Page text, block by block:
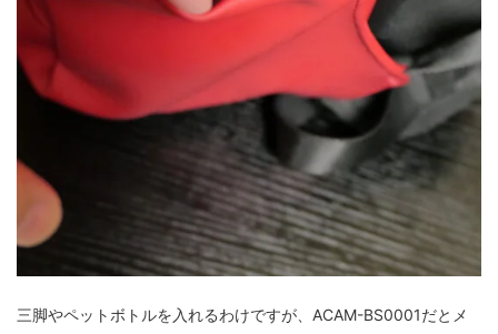
三脚やペットボトルを入れるわけですが、ACAM-BS0001だとメ